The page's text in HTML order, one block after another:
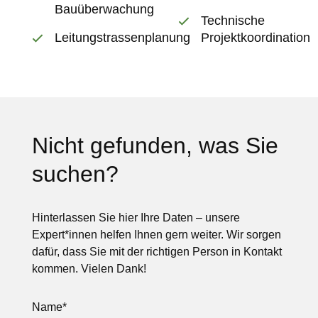
Bauüberwachung
Leitungstrassenplanung
Technische
Projektkoordination
Nicht gefunden, was Sie
suchen?
Hinterlassen Sie hier Ihre Daten – unsere
Expert*innen helfen Ihnen gern weiter. Wir sorgen
dafür, dass Sie mit der richtigen Person in Kontakt
kommen. Vielen Dank!
Name*